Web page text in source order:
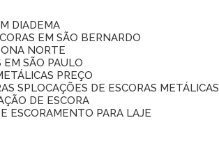
DIADEMA
EM SÃO BERNARDO
NORTE
EM SÃO PAULO
PREÇO
SP LOCAÇÕES DE ESCORAS METÁLICAS
DE ESCORA
ESCORAMENTO PARA LAJE